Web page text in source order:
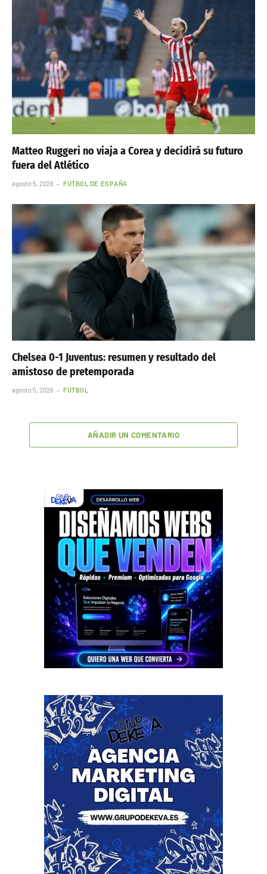
Matteo Ruggeri no viaja a Corea y decidirá su futuro
fuera del Atlético
agosto 5, 2026 FÚTBOL DE ESPAÑA
Chelsea 0-1 Juventus: resumen y resultado del
amistoso de pretemporada
agosto 5, 2026 FÚTBOL
AÑADIR UN COMENTARIO